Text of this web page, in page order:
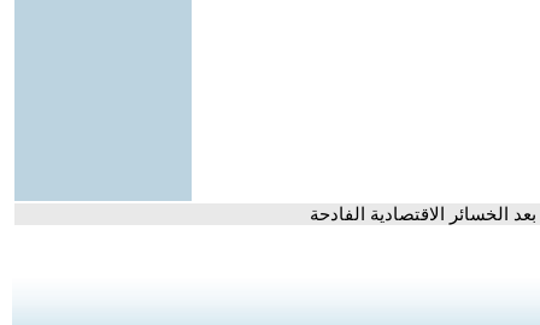
الاقتصادية الفادحة